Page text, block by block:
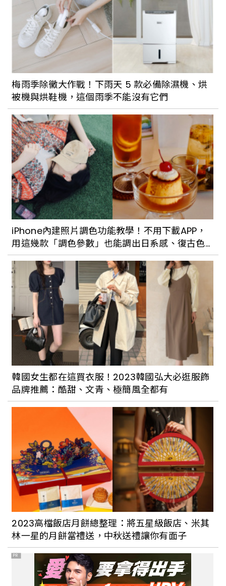
澎湖重魚也重餘！專訪年年有鰆工作室：
人海共生第一步·從「食魚」讀懂海洋
澎湖輪正式開航！由「柏成設計」操刀打
造媲美星級飯店船艙空間，開啟海上航運
新篇章
【Walker說走就走】Podcast EP228 抓
住夏天的尾巴，聊聊夏日的離島輕旅行
2024澎湖花火節5月登場！與航海王25週
年合作，無人機加煙火秀迎向偉大航道
梅雨季除黴大作戰！下雨天 5 款必備除濕機、烘
被機與烘鞋機，這個雨季不能沒有它們
iPhone內建照片調色功能教學！不用下載APP，
用這幾款「調色參數」也能調出日系感、復古色
調
韓國女生都在這買衣服！2023韓國弘大必逛服飾
品牌推薦：酷甜、文青、極簡風全都有
2023高檔飯店月餅總整理：將五星級飯店、米其
林一星的月餅當禮送，中秋送禮讓你有面子
PR